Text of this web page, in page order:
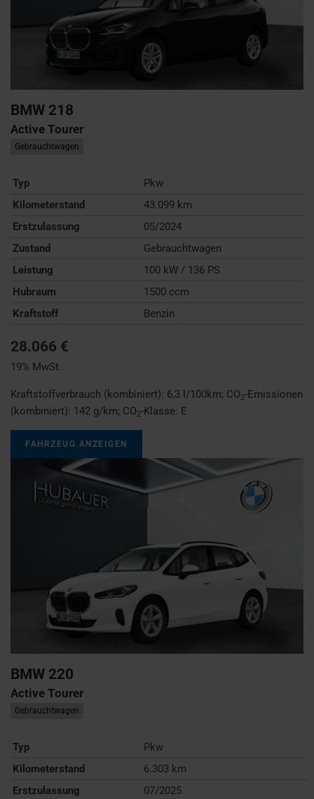
BMW 218
Active Tourer
Gebrauchtwagen
Typ
Pkw
Kilometerstand
43.099 km
Erstzulassung
05/2024
Zustand
Gebrauchtwagen
Leistung
100 kW / 136 PS
Hubraum
1500 ccm
Kraftstoff
Benzin
28.066 €
19% MwSt.
Kraftstoffverbrauch (kombiniert): 6,3 l/100km; CO2-Emissionen
(kombiniert): 142 g/km; CO2-Klasse: E
FAHRZEUG ANZEIGEN
BMW 220
Active Tourer
Gebrauchtwagen
Typ
Pkw
Kilometerstand
6.303 km
Erstzulassung
07/2025